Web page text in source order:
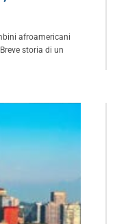
afroamericani
storia di un